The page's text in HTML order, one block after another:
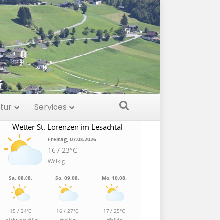
Services
Wetter St. Lorenzen im Lesachtal
Freitag, 07.08.2026
16 / 23°C
Wolkig
Sa, 08.08.
15 / 24°C
So, 09.08.
16 / 27°C
Mo, 10.08.
17 / 25°C